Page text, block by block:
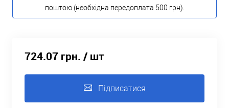
поштою (необхідна передоплата 500 грн).
724.07 грн. / шт
Підписатися